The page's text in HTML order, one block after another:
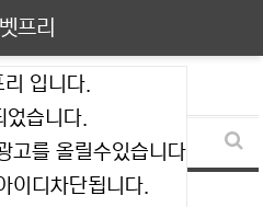
입니다.
습니다.
고를 올릴수있습니다
이디차단됩니다.
벳프리
목록